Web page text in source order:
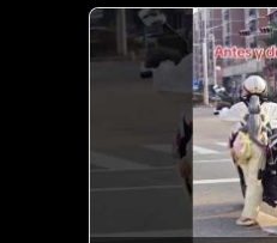
Eine tolle